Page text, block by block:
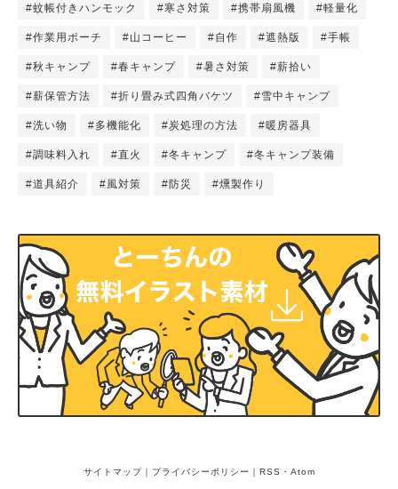
#蚊帳付きハンモック #寒さ対策 #携帯扇風機 #軽量化
#作業用ポーチ #山コーヒー #自作 #遮熱版 #手帳
#秋キャンプ #春キャンプ #暑さ対策 #薪拾い
#薪保管方法 #折り畳み式四角バケツ #雪中キャンプ
#洗い物 #多機能化 #炭処理の方法 #暖房器具
#調味料入れ #直火 #冬キャンプ #冬キャンプ装備
#道具紹介 #風対策 #防災 #燻製作り
サイトマップ｜ プライバシーポリシー ｜ RSS ・ Atom